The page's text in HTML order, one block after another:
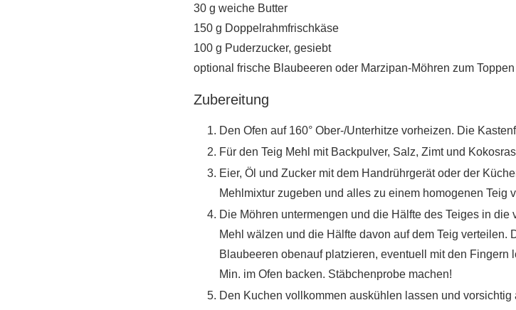
30 g weiche Butter
150 g Doppelrahmfrischkäse
100 g Puderzucker, gesiebt
optional frische Blaubeeren oder Marzipan-Möhren zum Toppen
Zubereitung
Den Ofen auf 160° Ober-/Unterhitze vorheizen. Die
Für den Teig Mehl mit Backpulver, Salz, Zimt und
Eier, Öl und Zucker mit dem Handrührgerät oder der
Mehlmixtur zugeben und alles zu einem homogenen Teig
Die Möhren untermengen und die Hälfte des Teiges in
Mehl wälzen und die Hälfte davon auf dem Teig
Blaubeeren obenauf platzieren, eventuell mit den
Min. im Ofen backen. Stäbchenprobe machen!
Den Kuchen vollkommen auskühlen lassen und vorsichtig